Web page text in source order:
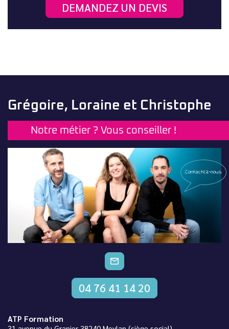
DEMANDEZ UN DEVIS
Grégoire, Loraine et Christophe
Notre métier ? Vous conseiller !
Contactez-nous
CONTACTEZ-NOUS
04 76 41 14 20
ATP Formation